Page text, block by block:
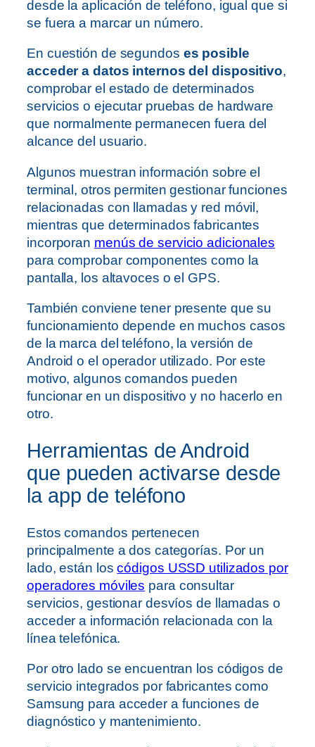
desde la aplicación de teléfono, igual que si
se fuera a marcar un número.
En cuestión de segundos es posible
acceder a datos internos del dispositivo,
comprobar el estado de determinados
servicios o ejecutar pruebas de hardware
que normalmente permanecen fuera del
alcance del usuario.
Algunos muestran información sobre el
terminal, otros permiten gestionar funciones
relacionadas con llamadas y red móvil,
mientras que determinados fabricantes
incorporan menús de servicio adicionales
para comprobar componentes como la
pantalla, los altavoces o el GPS.
También conviene tener presente que su
funcionamiento depende en muchos casos
de la marca del teléfono, la versión de
Android o el operador utilizado. Por este
motivo, algunos comandos pueden
funcionar en un dispositivo y no hacerlo en
otro.
Herramientas de Android
que pueden activarse desde
la app de teléfono
Estos comandos pertenecen
principalmente a dos categorías. Por un
lado, están loscódigos USSD utilizados por
operadores móviles para consultar
servicios, gestionar desvíos de llamadas o
acceder a información relacionada con la
línea telefónica.
Por otro lado se encuentran los códigos de
servicio integrados por fabricantes como
Samsung para acceder a funciones de
diagnóstico y mantenimiento.